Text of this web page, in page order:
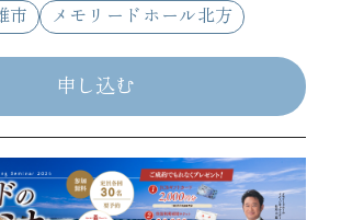
市 メモリードホール北方
申し込む